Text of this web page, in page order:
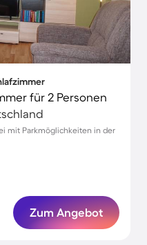
für 2 Personen
mit Parkmöglichkeiten in der
Zum Angebot